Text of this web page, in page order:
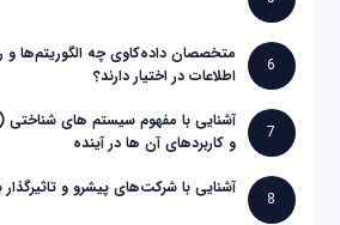
6
متخصصان داده‌کاوی چه الگوریتم‌ها
اطلاعات در اختیار دارند؟
7
و کاربردهای آن ها در آینده
8
آشنایی با شرکت‌های پیشرو و